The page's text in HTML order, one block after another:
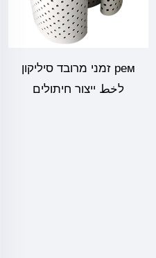
рем זמני מרובד סיליקון
לخط ייצור חיתולים